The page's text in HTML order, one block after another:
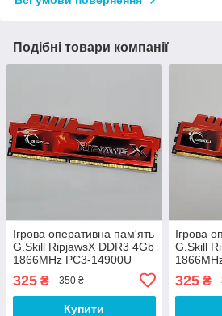
Подібні товари компанії
Ігрова оперативна пам'ять
G.Skill RipjawsX DDR3 4Gb
1866MHz PC3-14900U
2R8 CL9 (F3-14900CL9D-
8GBXL) Б/В
325 ₴ 350 ₴
Купити
Ігрова
G.Skill
2R8
8GBXL)
325₴